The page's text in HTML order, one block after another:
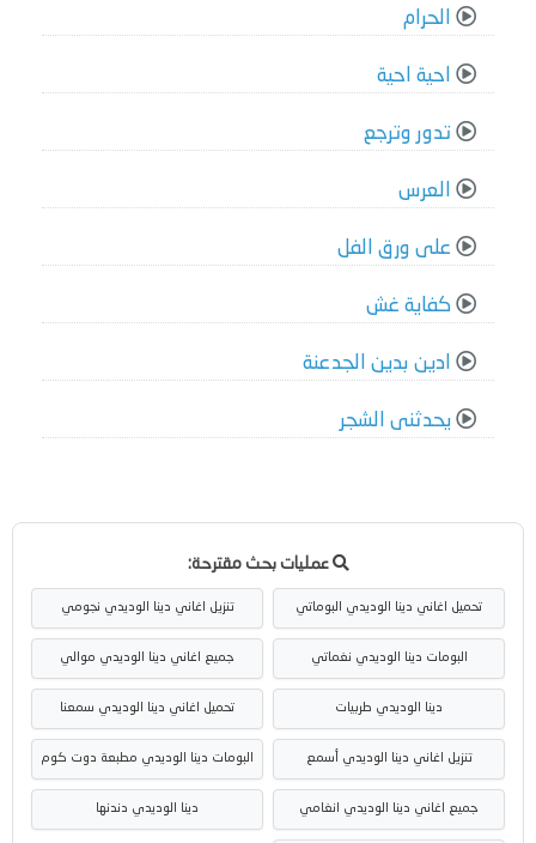
الحرام
احية احية
تدور وترجع
العرس
على ورق الفل
كفاية غش
ادين بدين الجدعنة
يحدثنى الشجر
عمليات بحث مقترحة:
تحميل اغاني دينا الوديدي البوماتي تنزيل اغاني دينا الوديدي نجومي
البومات دينا الوديدي نغماتي جميع اغاني دينا الوديدي موالي
دينا الوديدي طربيات تحميل اغاني دينا الوديدي سمعنا
تنزيل اغاني دينا الوديدي أسمع البومات دينا الوديدي مطبعة دوت كوم
جميع اغاني دينا الوديدي انغامي دينا الوديدي دندنها